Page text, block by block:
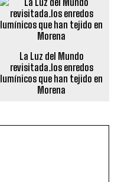
La Luz del Mundo
revisitada.los enredos
lumínicos que han tejido en
Morena